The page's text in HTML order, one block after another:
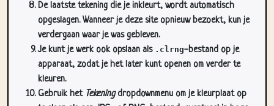
De laatste tekening die je inkleurt, wordt automatisch
opgeslagen. Wanneer je deze site opnieuw bezoekt, kun je
verdergaan waar je was gebleven.
Je kunt je werk ook opslaan als .clrng-bestand op je
apparaat, zodat je het later kunt openen om verder te
kleuren.
Gebruik het Tekeningdropdownmenu om je kleurplaat op